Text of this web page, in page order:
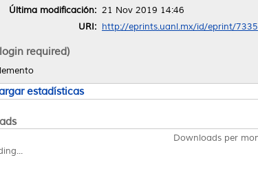
Última modificación: 21 Nov 2019 14:46
URI: http://eprints.uanl.mx/id/eprint/7335
required)
estadísticas
Downloads per